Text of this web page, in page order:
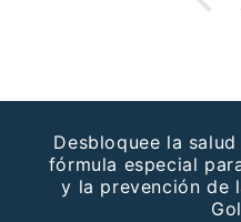
Desbloquee la
fórmula especial
y la prevención de